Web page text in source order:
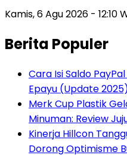
Kamis, 6 Agu 2026 - 12:10
Berita Populer
Cara Isi Saldo
Epayu (Update
Merk Cup Plastik
Minuman: Review
Kinerja Hillcon
Dorong Optimisme